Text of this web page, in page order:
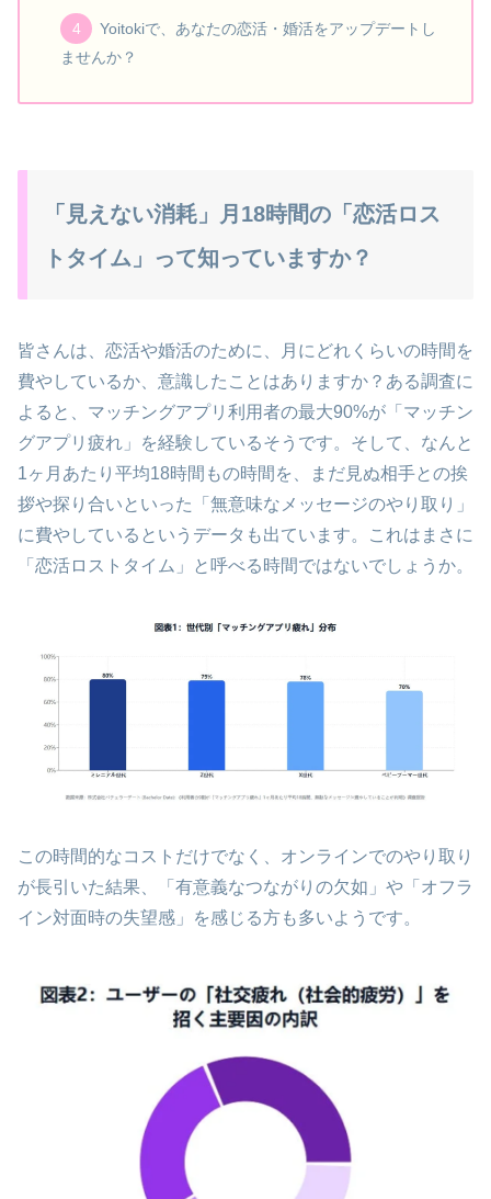
Yoitokiで、あなたの恋活・婚活をアップデートし
ませんか？
「見えない消耗」月18時間の「恋活ロス
トタイム」って知っていますか？
皆さんは、恋活や婚活のために、月にどれくらいの時間を
費やしているか、意識したことはありますか？ある調査に
よると、マッチングアプリ利用者の最大90%が「マッチン
グアプリ疲れ」を経験しているそうです。そして、なんと
1ヶ月あたり平均18時間もの時間を、まだ見ぬ相手との挨
拶や探り合いといった「無意味なメッセージのやり取り」
に費やしているというデータも出ています。これはまさに
「恋活ロストタイム」と呼べる時間ではないでしょうか。
この時間的なコストだけでなく、オンラインでのやり取り
が長引いた結果、「有意義なつながりの欠如」や「オフラ
イン対面時の失望感」を感じる方も多いようです。